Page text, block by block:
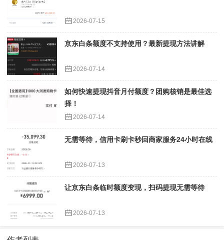
2026-07-15
京东白条额度不支持使用？最新提现方法讲解
2026-07-14
如何快速提现抖音月付额度？团购核销是最佳选
择！
2026-07-14
无需等待，信用卡刷卡秒回商家服务24小时在线
2026-07-13
让京东白条临时额度变现，扫码提现无需等待
2026-07-13